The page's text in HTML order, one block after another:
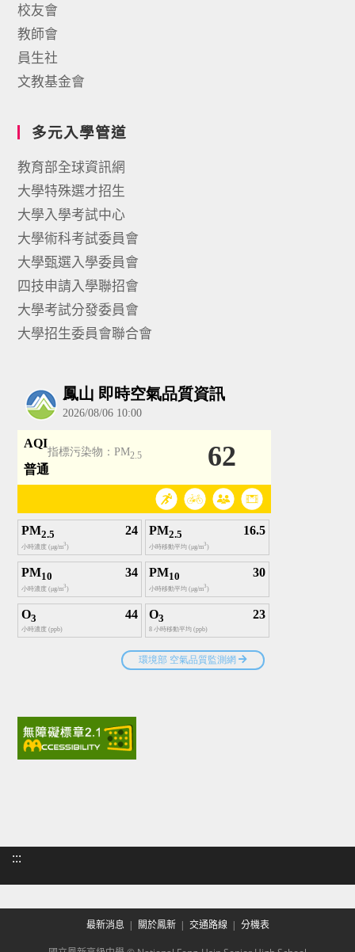
校友會
教師會
員生社
文教基金會
多元入學管道
教育部全球資訊網
大學特殊選才招生
大學入學考試中心
大學術科考試委員會
大學甄選入學委員會
四技申請入學聯招會
大學考試分發委員會
大學招生委員會聯合會
:::
最新消息 關於鳳新 交通路線 分機表